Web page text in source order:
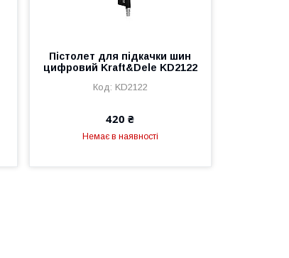
Пістолет для підкачки шин
цифровий Kraft&Dele KD2122
KD2122
420 ₴
Немає в наявності